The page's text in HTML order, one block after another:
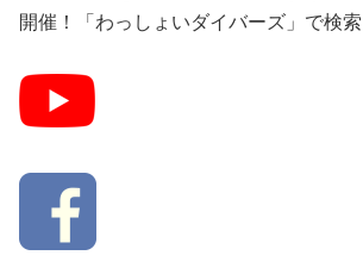
開催！「わっしょいダイバーズ」で検